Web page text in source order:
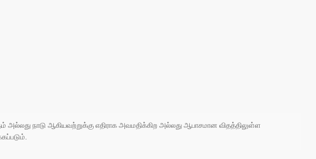
அல்லது நாடு ஆகியவற்றுக்கு எதிராக அவமதிக்கிற அல்லது ஆபாசமான விதத்திலுள்ள